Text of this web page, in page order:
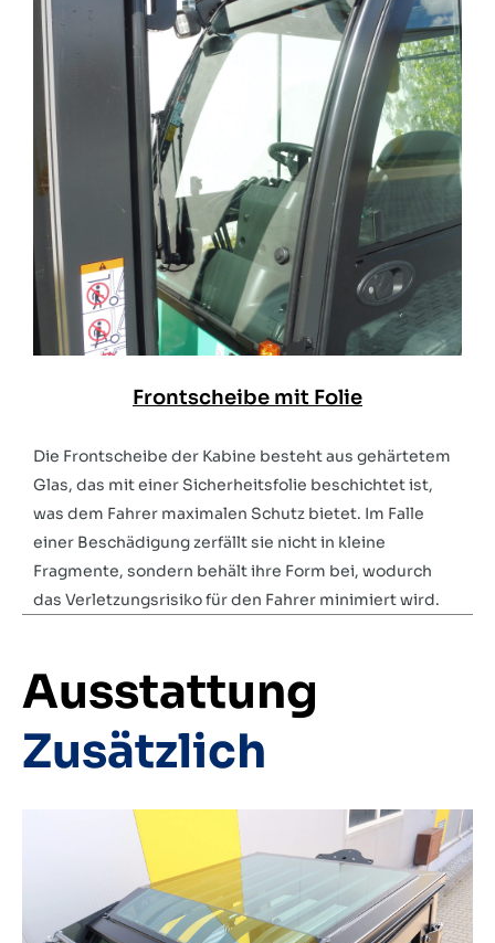
Frontscheibe mit Folie
Die Frontscheibe der Kabine besteht aus gehärtetem
Glas, das mit einer Sicherheitsfolie beschichtet ist,
was dem Fahrer maximalen Schutz bietet. Im Falle
einer Beschädigung zerfällt sie nicht in kleine
Fragmente, sondern behält ihre Form bei, wodurch
das Verletzungsrisiko für den Fahrer minimiert wird.
Ausstattung
Zusätzlich